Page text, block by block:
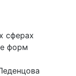
сферах
форм